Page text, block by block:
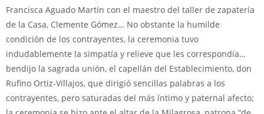
Francisca Aguado Martín con el maestro del taller de zapatería
de la Casa, Clemente Gómez… No obstante la humilde
condición de los contrayentes, la ceremonia tuvo
indudablemente la simpatía y relieve que les correspondía…
bendijo la sagrada unión, el capellán del Establecimiento, don
Rufino Ortiz-Villajos, que dirigió sencillas palabras a los
contrayentes, pero saturadas del más íntimo y paternal afecto;